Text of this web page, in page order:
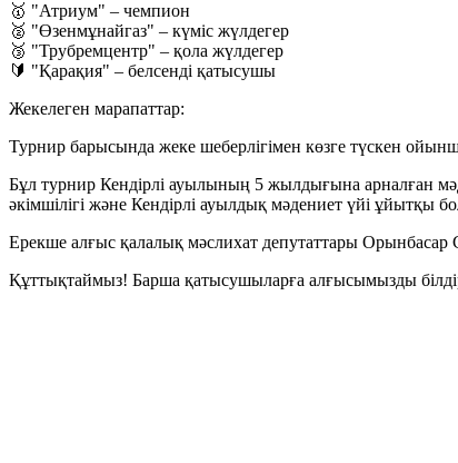
🥇 "Атриум" – чемпион
🥈 "Өзенмұнайгаз" – күміс жүлдегер
🥉 "Трубремцентр" – қола жүлдегер
🔰 "Қарақия" – белсенді қатысушы
Жекелеген марапаттар:
Турнир барысында жеке шеберлігімен көзге түскен
Бұл турнир Кендірлі ауылының 5 жылдығына арналған
әкімшілігі және Кендірлі ауылдық мәдениет үйі ұйытқы
Ерекше алғыс қалалық мәслихат депутаттары Орынбасар
Құттықтаймыз! Барша қатысушыларға алғысымызды